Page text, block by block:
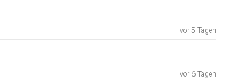
vor 5 Tagen
vor 6 Tagen